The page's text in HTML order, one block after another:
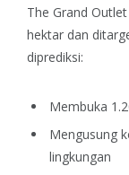
The Grand
hektar dan
diprediksi:
Membuka
Mengusung
lingkungan